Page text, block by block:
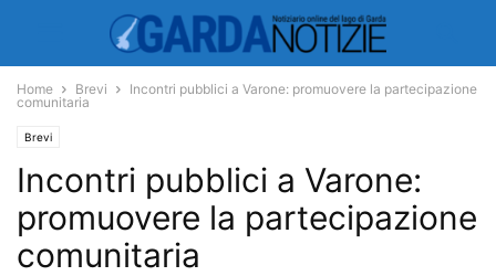
Home Brevi
Incontri pubblici a Varone: promuovere la partecipazione
comunitaria
Brevi
Incontri pubblici a Varone:
promuovere la partecipazione
comunitaria